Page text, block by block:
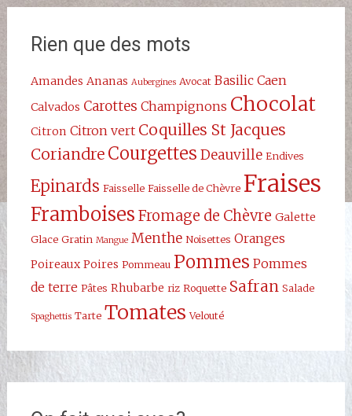
Rien que des mots
Amandes Ananas Aubergines Avocat Basilic Caen
Calvados Carottes Champignons Chocolat
Citron Citron vert Coquilles St Jacques
Coriandre Courgettes Deauville Endives
Epinards Faisselle Faisselle de Chèvre Fraises
Framboises Fromage de Chèvre Galette
Glace Gratin Mangue Menthe Noisettes Oranges
Poireaux Poires Pommeau Pommes Pommes
de terre Pâtes Rhubarbe riz Roquette Safran Salade
Spaghettis Tarte Tomates Velouté